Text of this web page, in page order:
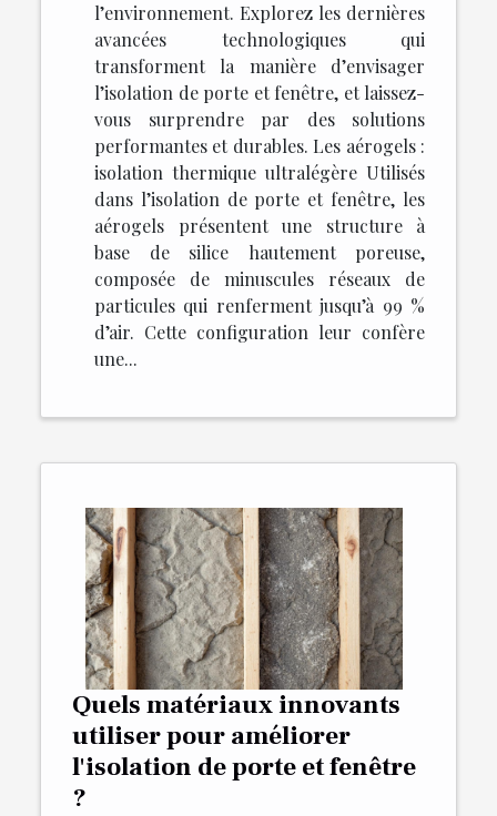
l’environnement. Explorez les dernières
avancées technologiques qui
transforment la manière d’envisager
l’isolation de porte et fenêtre, et laissez-
vous surprendre par des solutions
performantes et durables. Les aérogels :
isolation thermique ultralégère Utilisés
dans l’isolation de porte et fenêtre, les
aérogels présentent une structure à
base de silice hautement poreuse,
composée de minuscules réseaux de
particules qui renferment jusqu’à 99 %
d’air. Cette configuration leur confère
une...
Quels matériaux innovants
utiliser pour améliorer
l'isolation de porte et fenêtre
?